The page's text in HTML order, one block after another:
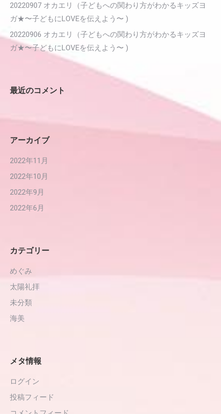
20220907 オカエリ（子どもへの関わり方がわかるキッズヨ
ガ★〜子どもにLOVEを伝えよう〜 )
20220906 オカエリ（子どもへの関わり方がわかるキッズヨ
ガ★〜子どもにLOVEを伝えよう〜 )
最近のコメント
アーカイブ
2022年11月
2022年10月
2022年9月
2022年6月
カテゴリー
めぐみ
太陽礼拝
未分類
海美
メタ情報
ログイン
投稿フィード